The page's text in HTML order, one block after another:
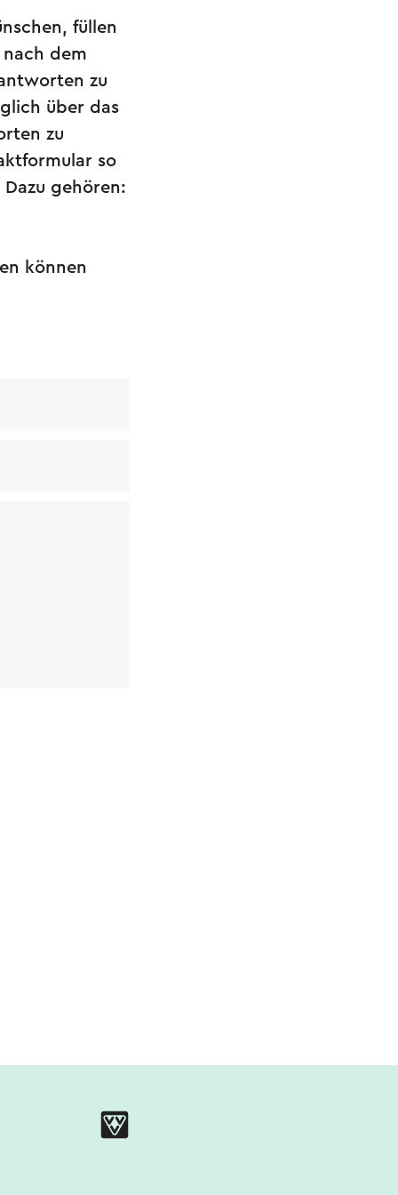
füllen
dem
zu
über das
zu
so
gehören:
können